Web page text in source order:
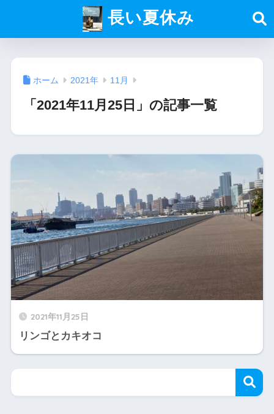
長い夏休み
ホーム 2021年 11月
「2021年11月25日」の記事一覧
2021年11月25日
リンゴとカキオコ